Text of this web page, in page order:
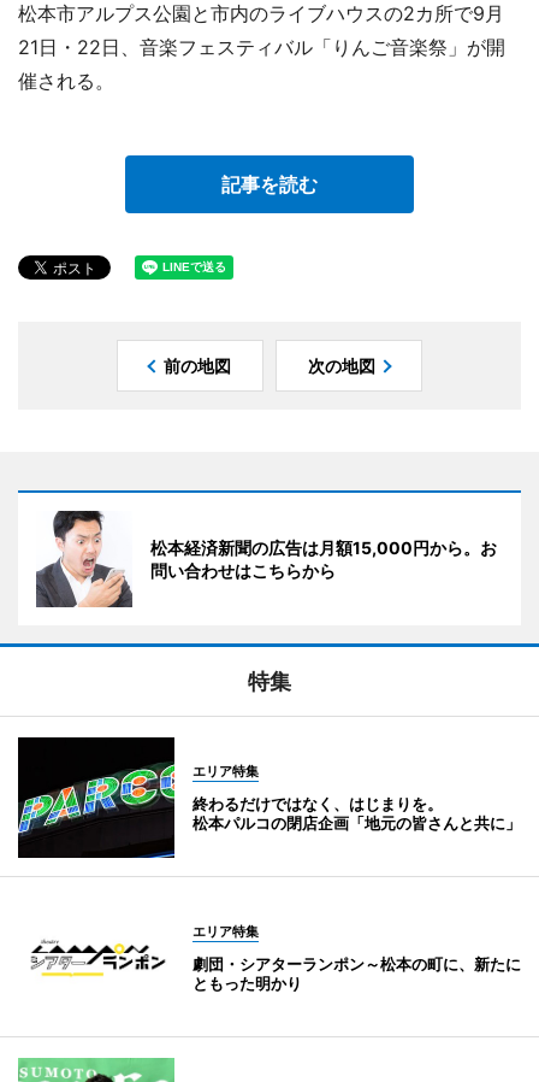
松本市アルプス公園と市内のライブハウスの2カ所で9月
21日・22日、音楽フェスティバル「りんご音楽祭」が開
催される。
記事を読む
前の地図 次の地図
松本経済新聞の広告は月額15,000円から。お
問い合わせはこちらから
特集
エリア特集
終わるだけではなく、はじまりを。
松本パルコの閉店企画「地元の皆さんと共に」
エリア特集
劇団・シアターランポン～松本の町に、新たに
ともった明かり